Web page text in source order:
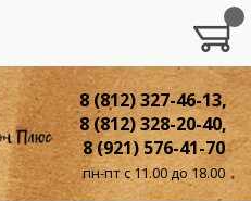
8 (812) 327-46-13,
8 (812) 328-20-40,
8 (921) 576-41-70
пн-пт с 11.00 до 18.00